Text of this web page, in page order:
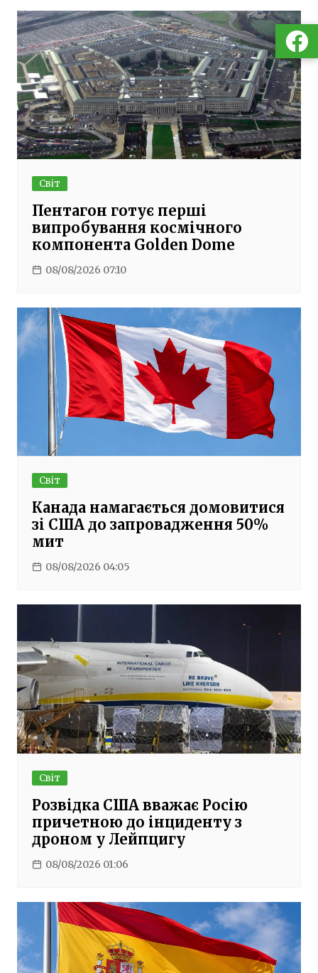
Світ
Пентагон готує перші
випробування космічного
компонента Golden Dome
08/08/2026 07:10
Світ
Канада намагається домовитися
зі США до запровадження 50%
мит
08/08/2026 04:05
Світ
Розвідка США вважає Росію
причетною до інциденту з
дроном у Лейпцигу
08/08/2026 01:06